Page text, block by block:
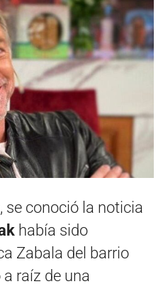
se conoció la noticia
había sido
Zabala del barrio
raíz de una